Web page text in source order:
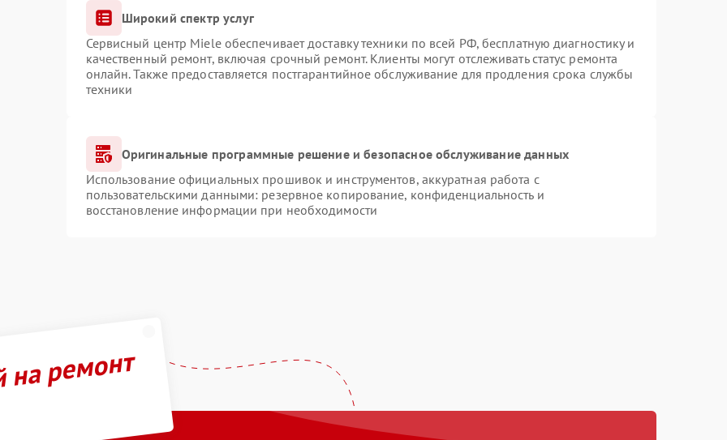
Широкий спектр услуг
Сервисный центр Miele обеспечивает доставку техники по всей РФ, бесплатную диагностику и
качественный ремонт, включая срочный ремонт. Клиенты могут отслеживать статус ремонта
онлайн. Также предоставляется постгарантийное обслуживание для продления срока службы
техники
Оригинальные программные решение и безопасное обслуживание данных
Использование официальных прошивок и инструментов, аккуратная работа с
пользовательскими данными: резервное копирование, конфиденциальность и
восстановление информации при необходимости
ремонт